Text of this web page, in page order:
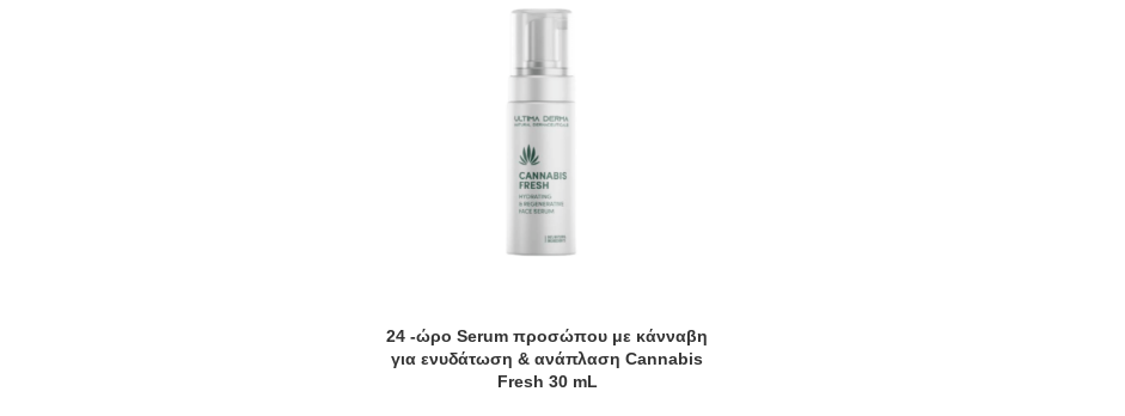
24 -ώρο Serum προσώπου με κάνναβη
για ενυδάτωση & ανάπλαση Cannabis
Fresh 30 mL